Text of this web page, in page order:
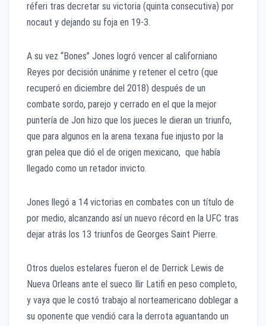
réferi tras decretar su victoria (quinta consecutiva) por
nocaut y dejando su foja en 19-3.
A su vez “Bones” Jones logró vencer al californiano
Reyes por decisión unánime y retener el cetro (que
recuperó en diciembre del 2018) después de un
combate sordo, parejo y cerrado en el que la mejor
puntería de Jon hizo que los jueces le dieran un triunfo,
que para algunos en la arena texana fue injusto por la
gran pelea que dió el de origen mexicano, que había
llegado como un retador invicto.
Jones llegó a 14 victorias en combates con un título de
por medio, alcanzando así un nuevo récord en la UFC tras
dejar atrás los 13 triunfos de Georges Saint Pierre.
Otros duelos estelares fueron el de Derrick Lewis de
Nueva Orleans ante el sueco Ilir Latifi en peso completo,
y vaya que le costó trabajo al norteamericano doblegar a
su oponente que vendió cara la derrota aguantando un